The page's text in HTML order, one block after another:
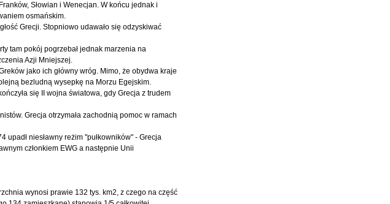
Słowian i Wenecjan. W końcu jednak i
osmańskim.
Grecji. Stopniowo udawało się odzyskiwać
tam pokój pogrzebał jednak marzenia na
Azji Mniejszej.
jako ich główny wróg. Mimo, że obydwa kraje
bezludną wysepkę na Morzu Egejskim.
się II wojna światowa, gdy Grecja z trudem
Grecja otrzymała zachodnią pomoc w ramach
upadł niesławny reżim "pułkowników" - Grecja
członkiem EWG a następnie Unii
wynosi prawie 132 tys. km2, z czego na część